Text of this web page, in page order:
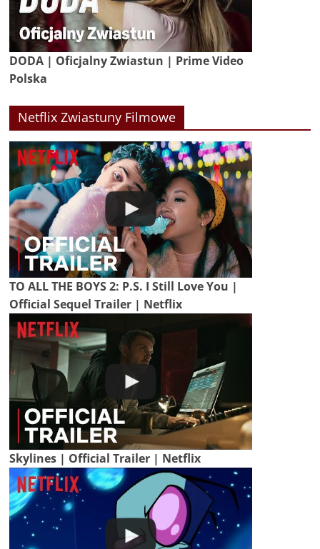
DODA | Oficjalny Zwiastun | Prime Video
Polska
Netflix Zwiastuny Filmowe
TO ALL THE BOYS 2: P.S. I Still Love You |
Official Sequel Trailer | Netflix
Skylines | Official Trailer | Netflix